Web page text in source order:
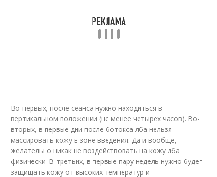
Во-первых, после сеанса нужно находиться в
вертикальном положении (не менее четырех часов). Во-
вторых, в первые дни после бoтoкса лба нельзя
массировать кожу в зоне введения. Да и вообще,
желательно никак не воздействовать на кожу лба
физически. В-третьих, в первые пару недель нужно будет
защищать кожу от высоких температур и